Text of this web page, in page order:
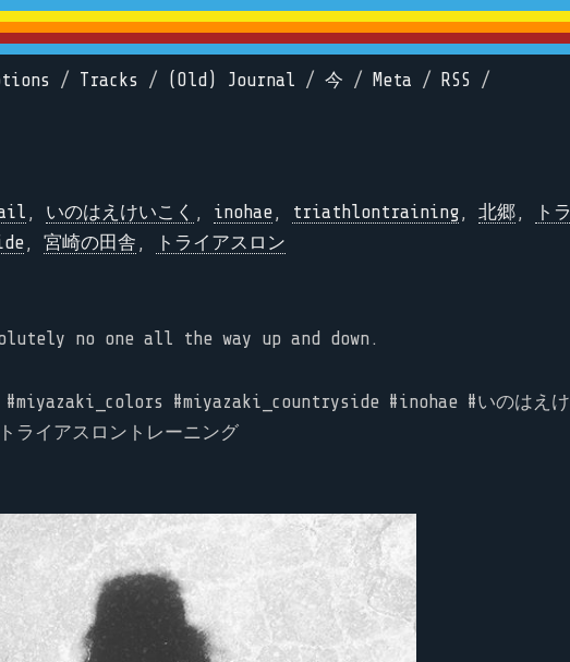
/ Tracks / (Old) Journal / 今 / Meta / RSS /
, いのはえけいこく , inohae, triathlontraining, 北郷,
トラ
, 宮崎の田舎 , トライアスロン
no one all the way up and down.
#miyazaki_countryside #inohae #いのはえけ
ライアスロントレーニング